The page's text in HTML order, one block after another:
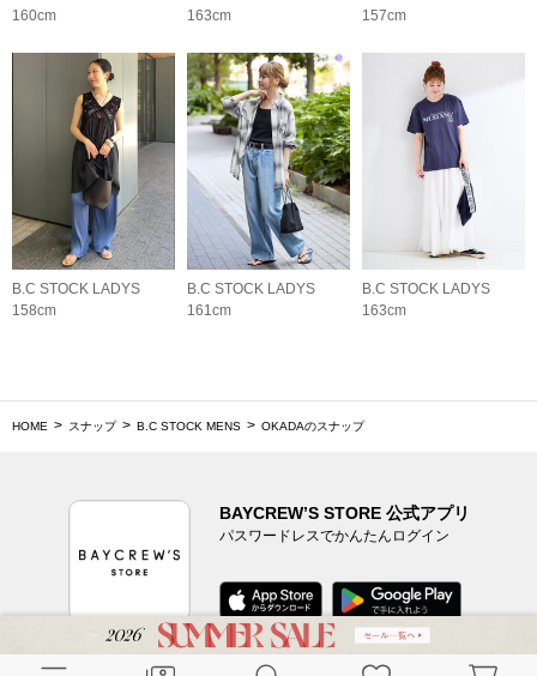
160cm
163cm
157cm
B.C STOCK LADYS
158cm
B.C STOCK LADYS
161cm
B.C STOCK LADYS
163cm
HOME スナップ B.C STOCK MENS OKADAのスナップ
BAYCREW’S STORE 公式アプリ
パスワードレスでかんたんログイン
CUSTOMER SERVICE